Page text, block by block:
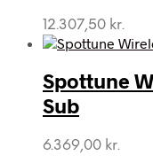
12.307,50 kr.
Spottune
Sub
6.369,00 kr.